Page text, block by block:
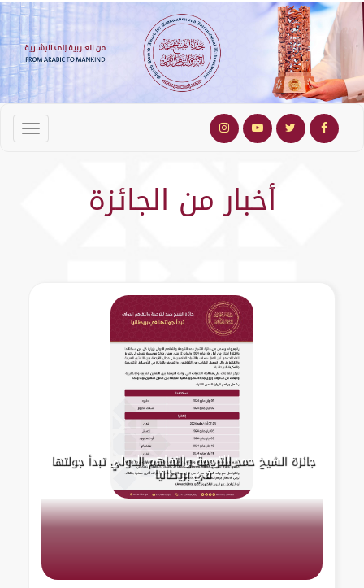
أخبار من الجائزة
جائزة الشيخ حمد للترجمة والتفاهم الدولي تبدأ جولتها
في بريطانيا